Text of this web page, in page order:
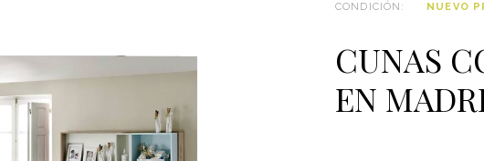
CONDICIÓN: NUEVO
CUNAS
EN